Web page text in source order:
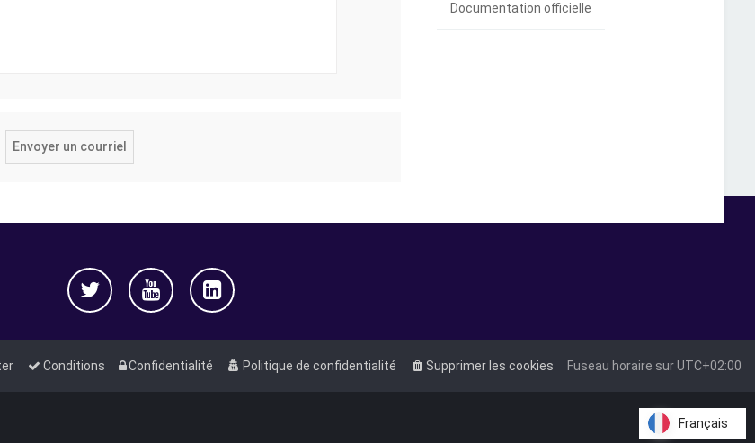
Documentation officielle
Fuseau horaire surUTC+02:00
Supprimer les cookies
Politique de confidentialité
Confidentialité
Conditions
Français